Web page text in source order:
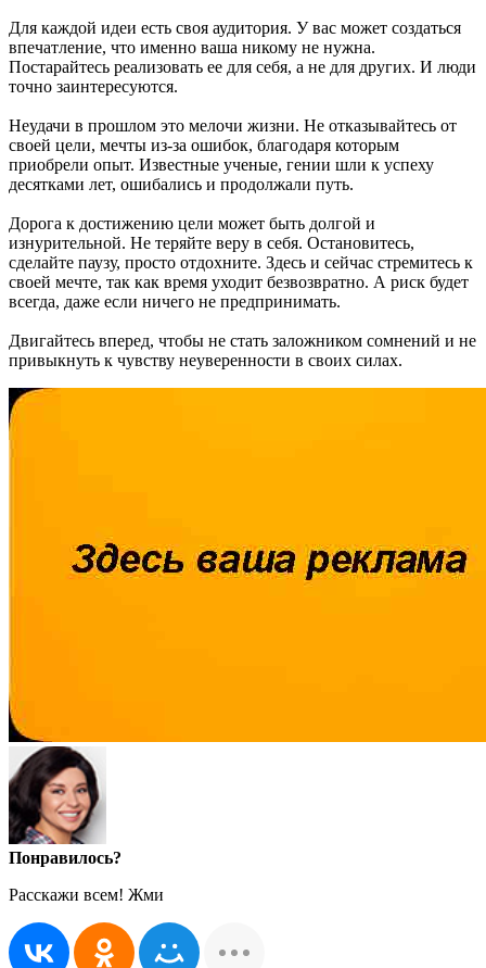
Для каждой идеи есть своя аудитория. У вас может создаться
впечатление, что именно ваша никому не нужна.
Постарайтесь реализовать ее для себя, а не для других. И люди
точно заинтересуются.
Неудачи в прошлом это мелочи жизни. Не отказывайтесь от
своей цели, мечты из-за ошибок, благодаря которым
приобрели опыт. Известные ученые, гении шли к успеху
десятками лет, ошибались и продолжали путь.
Дорога к достижению цели может быть долгой и
изнурительной. Не теряйте веру в себя. Остановитесь,
сделайте паузу, просто отдохните. Здесь и сейчас стремитесь к
своей мечте, так как время уходит безвозвратно. А риск будет
всегда, даже если ничего не предпринимать.
Двигайтесь вперед, чтобы не стать заложником сомнений и не
привыкнуть к чувству неуверенности в своих силах.
Понравилось?
Расскажи всем! Жми